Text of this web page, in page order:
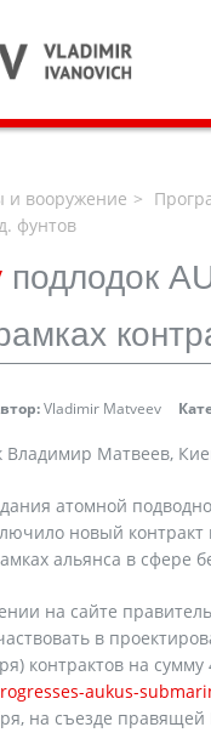
и вооружение
фунтов
подлодок
Vladimir Matveev
Владимир Матвеев,
атомной
новый контракт
альянса в сфере
на сайте
в
контрактов на
aukus-
на съезде